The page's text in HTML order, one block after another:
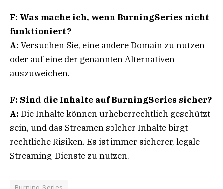
F: Was mache ich, wenn BurningSeries nicht
funktioniert?
A: Versuchen Sie, eine andere Domain zu nutzen
oder auf eine der genannten Alternativen
auszuweichen.
F: Sind die Inhalte auf BurningSeries sicher?
A: Die Inhalte können urheberrechtlich geschützt
sein, und das Streamen solcher Inhalte birgt
rechtliche Risiken. Es ist immer sicherer, legale
Streaming-Dienste zu nutzen.
Burning Series